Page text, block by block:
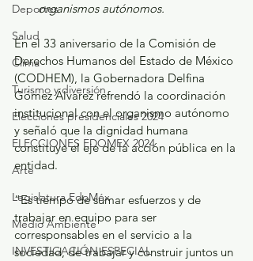
Deportes
Salud
Clima
Turismo y diversión
Elecciones presidenciales 2024
ELECCIONES EDOMEX 2024
Arte
Legislatura EdoMéx
Medio Ambiente
INVESTIGACIÓN ESPECIAL
organismos autónomos.
En el 33 aniversario de la Comisión de
Derechos Humanos del Estado de México
(CODHEM), la Gobernadora Delfina
Gómez Álvarez refrendó la coordinación
institucional con el organismo autónomo
y señaló que la dignidad humana
constituye el eje de la acción pública en la
entidad.
“Es tiempo de sumar esfuerzos y de
trabajar en equipo para ser
corresponsables en el servicio a la
sociedad, de trabajar y construir juntos un